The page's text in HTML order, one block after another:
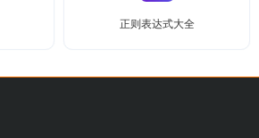
正则表达式大全